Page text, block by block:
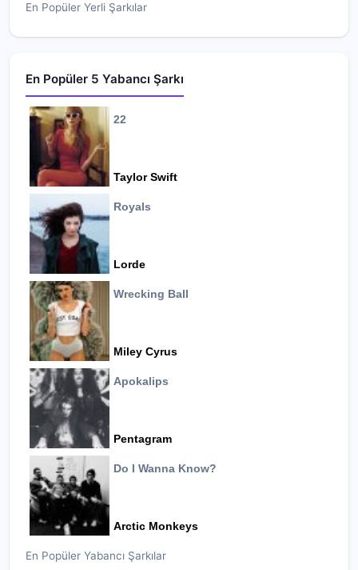
En Popüler Yerli Şarkılar
En Popüler 5 Yabancı Şarkı
22
Taylor Swift
Royals
Lorde
Wrecking Ball
Miley Cyrus
Apokalips
Pentagram
Do I Wanna Know?
Arctic Monkeys
En Popüler Yabancı Şarkılar